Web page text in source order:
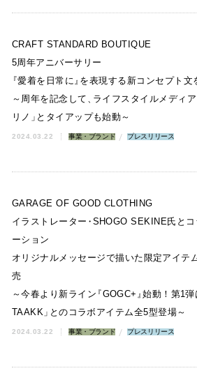
CRAFT STANDARD BOUTIQUE
5周年アニバーサリー
『愛着を日常に 』を表現する新コンセプト文
～周年を記念して
、ライフスタイルメディア
リノ 」とタイアップも始動～
2024.03.22 事業・ブランド プレスリリース
GARAGE OF GOOD CLOTHING
イラストレーター・SHOGO SEKINE氏とコ
ーション
オリジナルメッセージで描いた限定アイテ
売
～今春より新ライン『GOGC+ 』始動！第1弾
TAAKK 」とのコラボアイテム全5型登場～
2024.03.22 事業・ブランド プレスリリース